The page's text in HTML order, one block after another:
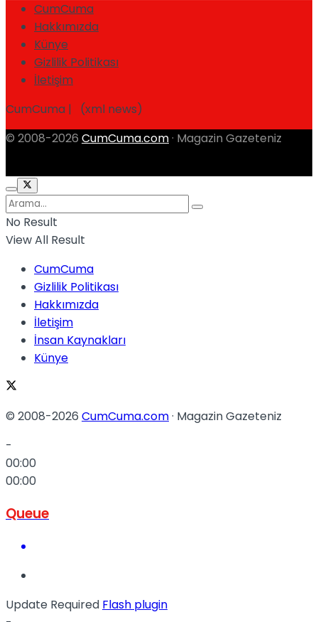
CumCuma
Hakkımızda
Künye
Gizlilik Politikası
İletişim
CumCuma | (xml news)
© 2008-2026 CumCuma.com · Magazin Gazeteniz
No Result
View All Result
CumCuma
Gizlilik Politikası
Hakkımızda
İletişim
İnsan Kaynakları
Künye
© 2008-2026 CumCuma.com· Magazin Gazeteniz
-
00:00
00:00
Queue
Update Required Flash plugin